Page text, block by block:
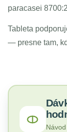
paracasei
Tableta
— presne tam,